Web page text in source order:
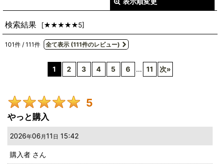
9件
レビュー検索:
星の数:
並び順:
検索結果 [★★★★★5]
101件 / 111件 全て表示 (111件のレビュー)
1 2 3 4 5 6 ... 11 次»
5
やっと購入
2026年06 月 11 日 15:42
購入者 さん